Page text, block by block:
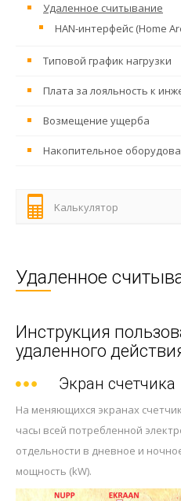
Удаленное считывание
HAN-интерфейс (Home
Типовой график нагрузки
Плата за лояльность к
Возмещение ущерба
Накопительное
Kалькулятор
Удаленное
Инструкция
удаленного
Экран счетчика
На меняющихся экранах
часы всей потребленной
отдельности в дневное и
мощность (kW).